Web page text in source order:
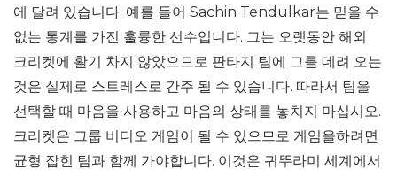
에 달려 있습니다. 예를 들어 Sachin Tendulkar는 믿을 수
없는 통계를 가진 훌륭한 선수입니다. 그는 오랫동안 해외
크리켓에 활기 차지 않았으므로 판타지 팀에 그를 데려 오는
것은 실제로 스트레스로 간주 될 수 있습니다. 따라서 팀을
선택할 때 마음을 사용하고 마음의 상태를 놓치지 마십시오.
크리켓은 그룹 비디오 게임이 될 수 있으므로 게임을하려면
균형 잡힌 팀과 함께 가야합니다. 이것은 귀뚜라미 세계에서